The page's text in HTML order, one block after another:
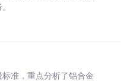
准，重点分析了铝合金